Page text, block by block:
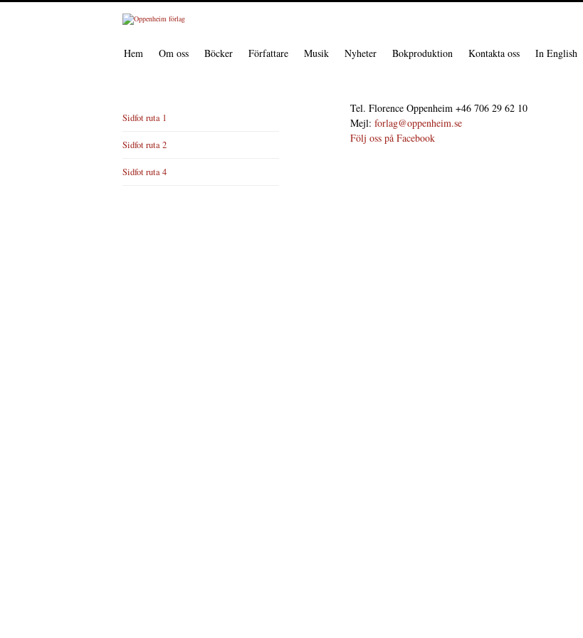
Hem Om oss Böcker Författare Musik Nyheter Bokproduktion Kontakta oss In English
Tel. Florence Oppenheim +46 706 29 62 10
Mejl: forlag@oppenheim.se
Följ oss på Facebook
Sidfot ruta 1
Sidfot ruta 2
Sidfot ruta 4